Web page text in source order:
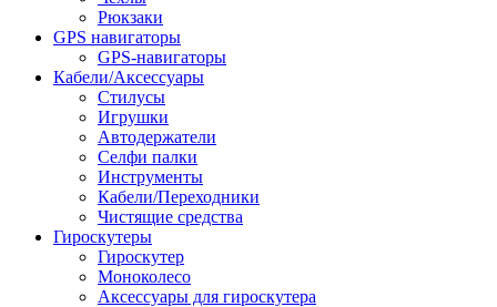
Рюкзаки
GPS навигаторы
GPS-навигаторы
Кабели/Аксессуары
Стилусы
Игрушки
Автодержатели
Селфи палки
Инструменты
Кабели/Переходники
Чистящие средства
Гироскутеры
Гироскутер
Моноколесо
Аксессуары для гироскутера